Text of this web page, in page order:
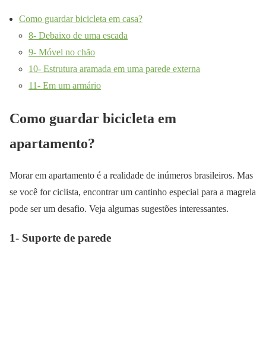
Como guardar bicicleta em casa?
8- Debaixo de uma escada
9- Móvel no chão
10- Estrutura aramada em uma parede externa
11- Em um armário
Como guardar bicicleta em
apartamento?
Morar em apartamento é a realidade de inúmeros brasileiros. Mas
se você for ciclista, encontrar um cantinho especial para a magrela
pode ser um desafio. Veja algumas sugestões interessantes.
1- Suporte de parede